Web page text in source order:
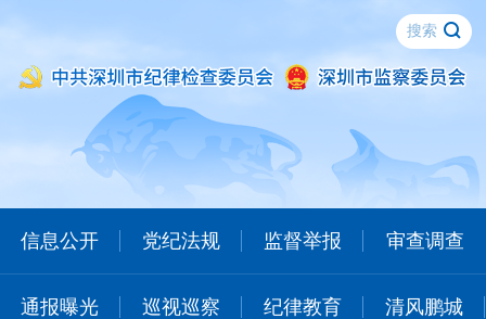
信息公开 党纪法规 监督举报 审查调查
通报曝光 巡视巡察 纪律教育 清风鹏城